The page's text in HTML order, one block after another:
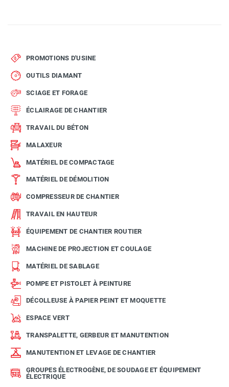
PROMOTIONS D'USINE
OUTILS DIAMANT
SCIAGE ET FORAGE
ÉCLAIRAGE DE CHANTIER
TRAVAIL DU BÉTON
MALAXEUR
MATÉRIEL DE COMPACTAGE
MATÉRIEL DE DÉMOLITION
COMPRESSEUR DE CHANTIER
TRAVAIL EN HAUTEUR
ÉQUIPEMENT DE CHANTIER ROUTIER
MACHINE DE PROJECTION ET COULAGE
MATÉRIEL DE SABLAGE
POMPE ET PISTOLET À PEINTURE
DÉCOLLEUSE À PAPIER PEINT ET MOQUETTE
ESPACE VERT
TRANSPALETTE, GERBEUR ET MANUTENTION
MANUTENTION ET LEVAGE DE CHANTIER
GROUPES ÉLECTROGÈNE, DE SOUDAGE ET ÉQUIPEMENT
ÉLECTRIQUE